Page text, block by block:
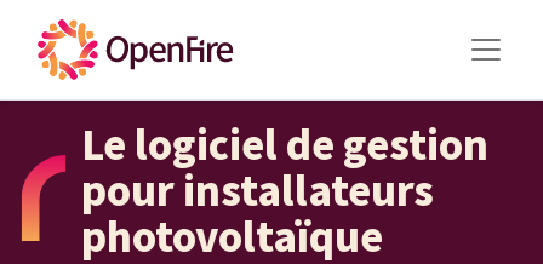
Le logiciel de gestion
pour installateurs
photovoltaïque